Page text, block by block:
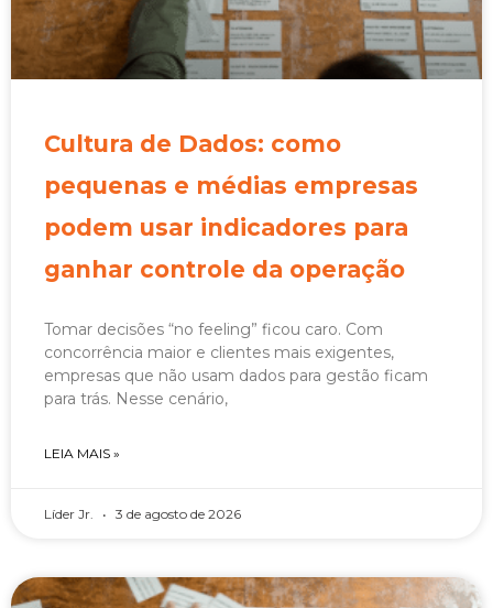
Cultura de Dados: como
pequenas e médias empresas
podem usar indicadores para
ganhar controle da operação
Tomar decisões “no feeling” ficou caro. Com
concorrência maior e clientes mais exigentes,
empresas que não usam dados para gestão ficam
para trás. Nesse cenário,
LEIA MAIS »
Líder Jr. 3 de agosto de 2026